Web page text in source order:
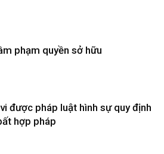
phạm quyền sở hữu
được pháp luật hình sự quy định
hợp pháp